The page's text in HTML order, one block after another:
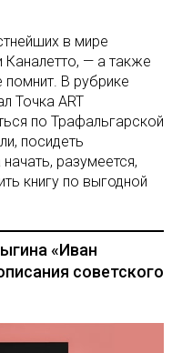
в мире
— а также
помнит. В рубрике
Точка ART
по Трафальгарской
посидеть
разумеется,
книгу по выгодной
«Иван
советского